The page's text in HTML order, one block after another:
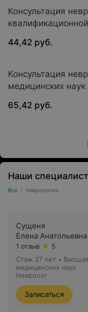
Консультация
44,42 руб.
Консультация
медицинских наук
65,42 руб.
Наши
Все / Неврология
Сущеня
Елена Анатольевна
1 отзыв
5
Стаж 27 лет •
медицинских наук
Невролог
Записаться